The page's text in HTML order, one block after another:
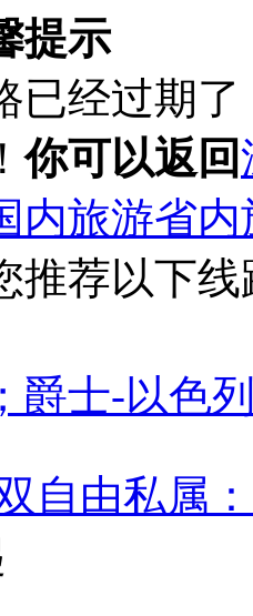
提示
已经过期
你可以返回
内旅游省内
推荐以下线
爵士-以色
自由私属